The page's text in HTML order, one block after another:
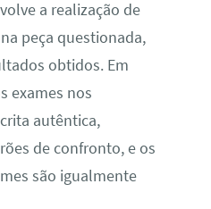
a realização de
peça questionada,
obtidos. Em
exames nos
autêntica,
de confronto, e os
são igualmente